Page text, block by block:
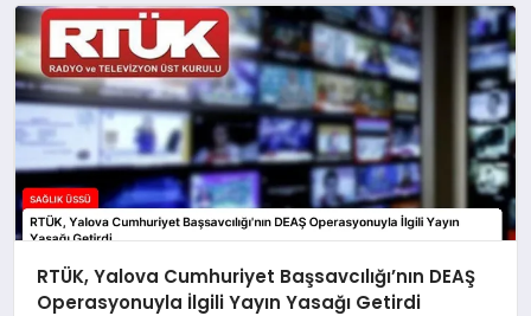
RTÜK, Yalova Cumhuriyet Başsavcılığı’nın DEAŞ
Operasyonuyla İlgili Yayın Yasağı Getirdi